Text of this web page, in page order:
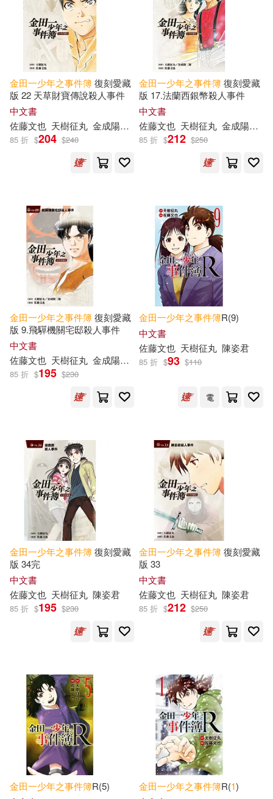
電子書 (可複選)
適合平板閱讀(56)
其他 (可複選)
現在可購買商品(101)
範圍
金田一少年之事件簿復刻愛藏
版 22 天草財寶傳說殺人事件
中文書
佐藤文也 天樹征丸 金成陽三郎 陳姿君
85 折 $204 $240
金田一少年之事件簿復刻愛藏
版 17.法蘭西銀幣殺人事件
中文書
佐藤文也 天樹征丸 金成陽三郎
85 折 $212 $250
金田一少年之事件簿復刻愛藏
版 9.飛驒機關宅邸殺人事件
中文書
佐藤文也 天樹征丸 金成陽三郎 陳姿君
85 折 $195 $230
金田一少年之事件簿R(9)
中文書
佐藤文也 天樹征丸 陳姿君
85 折 $93 $110
電
金田一少年之事件簿復刻愛藏
版 34完
中文書
佐藤文也 天樹征丸 陳姿君
85 折 $195 $230
金田一少年之事件簿復刻愛藏
版 33
中文書
佐藤文也 天樹征丸 陳姿君
85 折 $212 $250
金田一少年之事件簿R(5)
金田一少年之事件簿R(1)